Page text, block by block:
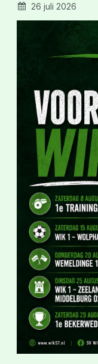
26 juli 2026